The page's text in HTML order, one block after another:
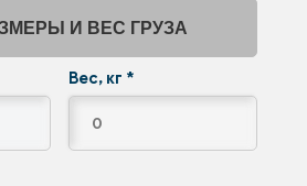
И ВЕС ГРУЗА
Вес, кг *